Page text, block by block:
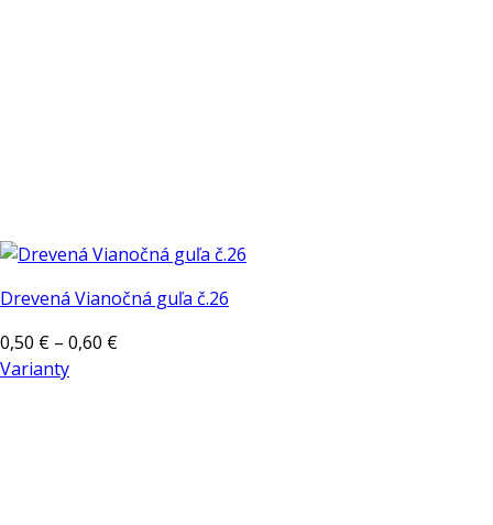
Drevená Vianočná guľa č.26
0,50 € – 0,60 €Price
Varianty